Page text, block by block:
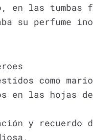
en las tumbas
su perfume
como
en las hojas
y recuerdo